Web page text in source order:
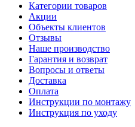
Категории товаров
Акции
Объекты клиентов
Отзывы
Наше производство
Гарантия и возврат
Вопросы и ответы
Доставка
Оплата
Инструкции по монтажу
Инструкция по уходу